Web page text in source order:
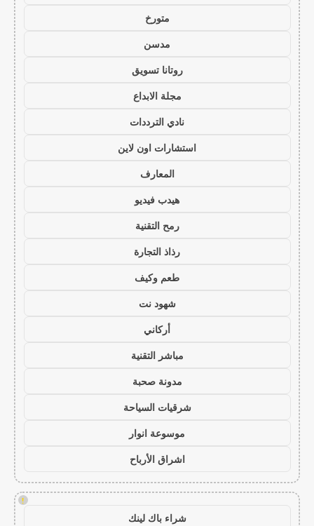
متورخ
مدسن
روتانا تسويق
مجلة الابداع
نادي الترددات
استشارات اون لاين
المعارف
هيدب فيديو
رمح التقنية
رذاذ التجارة
طعم وكيف
شهود نت
أركاني
مباشر التقنية
مدونة صحبة
شرقيات السياحة
موسوعة انوار
اشراق الأرباح
!
شراء باك لينك